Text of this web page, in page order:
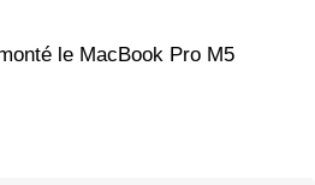
le MacBook Pro M5